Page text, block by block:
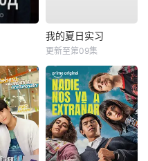
我的夏日实习
更新至第09集